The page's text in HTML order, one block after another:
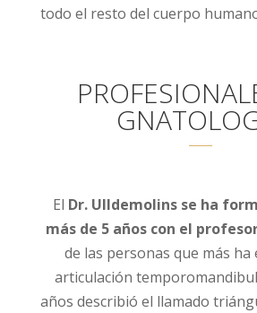
todo el resto del cuerpo
El Dr. Ulldemolins se ha
más de 5 años con el
de las personas que más ha
articulación
años describió el llamado